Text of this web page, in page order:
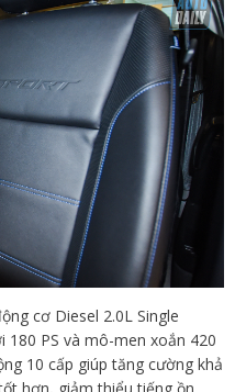
cơ Diesel 2.0L Single
PS và mô-men xoắn 420
10 cấp giúp tăng cường khả